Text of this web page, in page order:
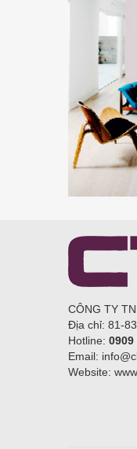
CÔNG TY
Địa chỉ: 81-
Hotline: 0909
Email:
Website: